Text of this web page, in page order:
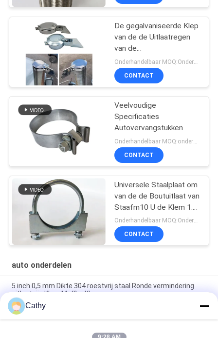
De gegalvaniseerde Klep
van de de Uitlaatregen
van de
PlaatGrasmaaimachine
1.0INCH - 8.0INCH
CONTACT
Veelvoudige
Specificaties
Autovervangstukken
CONTACT
Universele Staalplaat om
van de de Boutuitlaat van
Staafm10 U de Klem 1.5-
6inch
Onderhandelbaar MOQ:Onderhandeling
CONTACT
auto onderdelen
5 inch 0,5 mm Dikte 304 roestvrij staal Ronde vermindering
uitlaatpijp Klem Muffler Klem
Gegalvaniseerde stalen lichtgewicht elektromomentor U-type
M8 M10 Boltclamps Auto-onderdelen
Cathy